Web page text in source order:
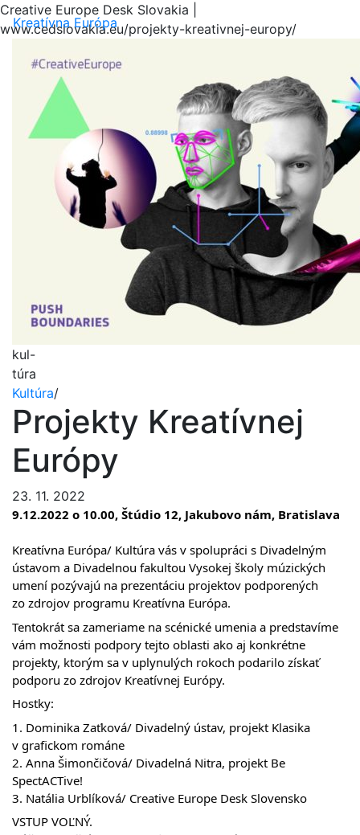
Creative Europe Desk Slovakia |
www.cedslovakia.eu/projekty-kreativnej-europy/
Kreatívna Európa
kul-
túra
Kultúra/
Projekty Kreatívnej
Európy
23. 11. 2022
9.12.2022 o 10.00, Štúdio 12, Jakubovo nám, Bratislava
Kreatívna Európa/ Kultúra vás v spolupráci s Divadelným
ústavom a Divadelnou fakultou Vysokej školy múzických
umení pozývajú na prezentáciu projektov podporených
zo zdrojov programu Kreatívna Európa.
Tentokrát sa zameriame na scénické umenia a predstavíme
vám možnosti podpory tejto oblasti ako aj konkrétne
projekty, ktorým sa v uplynulých rokoch podarilo získať
podporu zo zdrojov Kreatívnej Európy.
Hostky:
1. Dominika Zaťková/ Divadelný ústav, projekt Klasika
v grafickom románe
2. Anna Šimončičová/ Divadelná Nitra, projekt Be
SpectACTive!
3. Natália Urblíková/ Creative Europe Desk Slovensko
VSTUP VOĽNÝ.